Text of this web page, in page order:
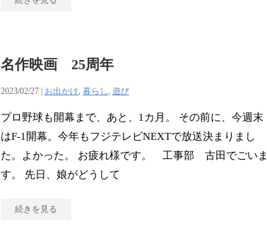
名作映画 25周年
2023/02/27 | お出かけ, 暮らし, 遊び
プロ野球も開幕まで、あと、1カ月。 その前に、今週末
はF-1開幕。今年もフジテレビNEXTで放送決まりまし
た。よかった。 お疲れ様です。 工事部 古田でごいま
す。 先日、娘がどうして
続きを見る